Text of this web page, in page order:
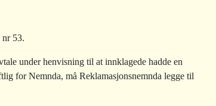
nr 53.
under henvisning til at innklagede hadde en
for Nemnda, må Reklamasjonsnemnda legge til